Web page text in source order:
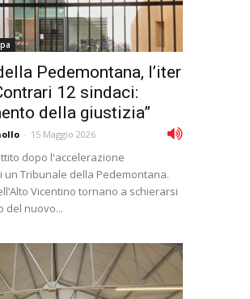
Pedemontana, l’iter
12 sindaci:
della giustizia”
- 15 Maggio 2026
dopo l'accelerazione
un Tribunale della Pedemontana.
Vicentino tornano a schierarsi
del nuovo...